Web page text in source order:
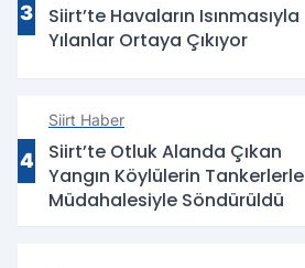
3
Siirt’te Havaların Isınmasıyla
Yılanlar Ortaya Çıkıyor
4
Siirt Haber
Siirt’te Otluk Alanda Çıkan
Yangın Köylülerin Tankerlerle
Müdahalesiyle Söndürüldü